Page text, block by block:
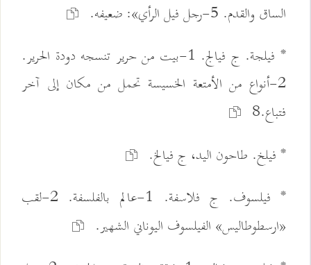
الساق والقدم. 5-رجل فيل الرأي»: ضعيفه.
* فيلجة. ج فيالج. 1-بيت من حرير تنسجه دودة الحرير.
2-أنواع من الأمتعة الخسيسة تحمل من مكان إلى آخر
فتباع.8
* فيلخ. طاحون اليد، ج فيالخ.
* فيلسوف. ج فلاسفة. 1-عالم بالفلسفة. 2-لقب
«ارسطوطاليس» الفيلسوف اليوناني الشهير.